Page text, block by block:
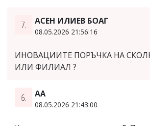
7. АСЕН ИЛИЕВ БОАГ
08.05.2026 21:56:16
ИНОВАЦИИТЕ ПОРЪЧКА НА
ИЛИ ФИЛИАЛ ?
6. AA
08.05.2026 21:43:00